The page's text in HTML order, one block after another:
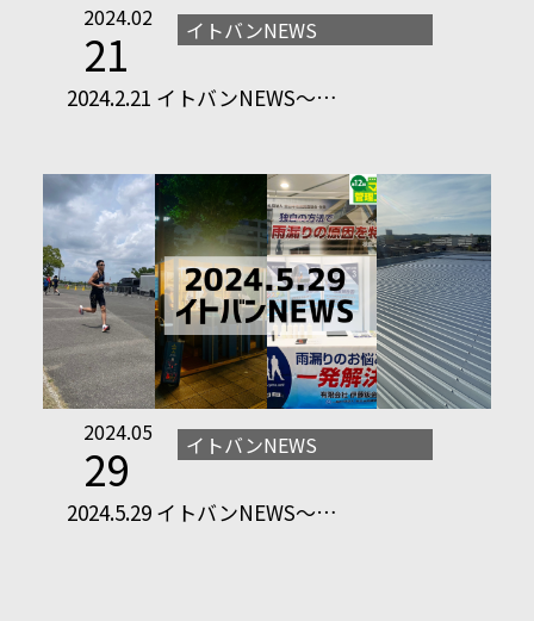
2024.02
21 イトバンNEWS
2024.2.21 イトバンNEWS～…
2024.05
29 イトバンNEWS
2024.5.29 イトバンNEWS～…